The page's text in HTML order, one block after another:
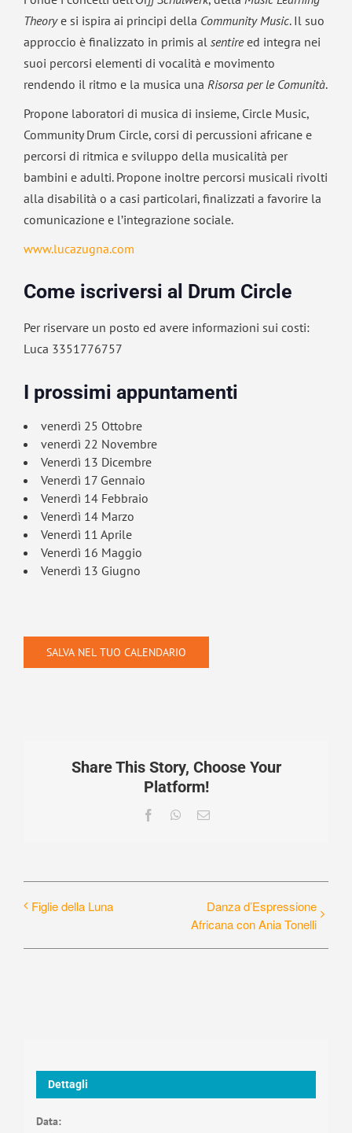
Theorye si ispira ai principi della Community Music. Il suo
approccio è finalizzato in primis al sentireed integra nei
suoi percorsi elementi di vocalità e movimento
rendendo il ritmo e la musica una Risorsa per le Comunità.
Propone laboratori di musica di insieme, Circle Music,
Community Drum Circle, corsi di percussioni africane e
percorsi di ritmica e sviluppo della musicalità per
bambini e adulti. Propone inoltre percorsi musicali rivolti
alla disabilità o a casi particolari, finalizzati a favorire la
comunicazione e l’integrazione sociale.
www.lucazugna.com
Come iscriversi al Drum Circle
Per riservare un posto ed avere informazioni sui costi:
Luca 3351776757
I prossimi appuntamenti
venerdì 25 Ottobre
venerdì 22 Novembre
Venerdì 13 Dicembre
Venerdì 17 Gennaio
Venerdì 14 Febbraio
Venerdì 14 Marzo
Venerdì 11 Aprile
Venerdì 16 Maggio
Venerdì 13 Giugno
SALVA NEL TUO CALENDARIO
Share This Story, Choose Your
Platform!
FacebookWhatsApp
Email
Figlie della Luna
Danza d’Espressione
Africana con Ania Tonelli
Dettagli
Data: